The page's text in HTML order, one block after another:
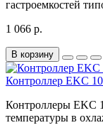
гастроемкостей
1 066 р.
В корзину
Контроллер EKC
Контроллеры EKC
температуры в